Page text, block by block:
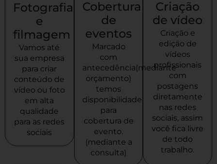
Fotografia
e
filmagem
Vamos até
sua empresa
para criar
conteúdo de
vídeo ou foto
em alta
qualidade
para as redes
sociais
Cobertura
de
eventos
Marcado
com
antecedência(mediante
orçamento)
temos
disponibilidade
para
cobertura de
evento.
(mediante a
consulta)
Criação
de vídeo
Criação e
edição de
vídeos
profissionais
com
postagens
diretamente
nas redes
sociais, assim
você fica livre
de todo
trabalho.